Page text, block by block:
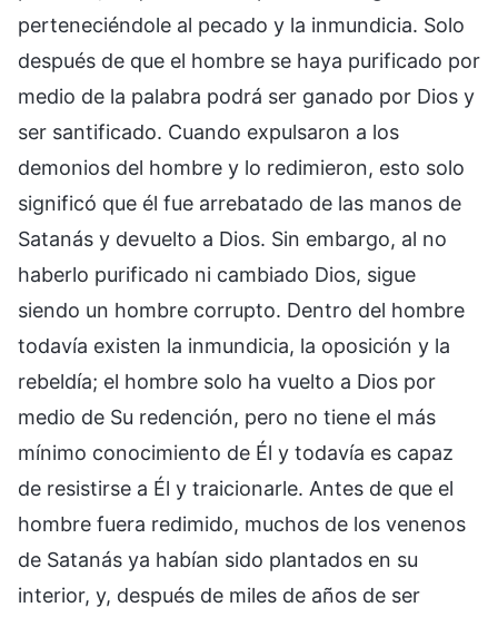
perteneciéndole al pecado y la inmundicia. Solo
después de que el hombre se haya purificado por
medio de la palabra podrá ser ganado por Dios y
ser santificado. Cuando expulsaron a los
demonios del hombre y lo redimieron, esto solo
significó que él fue arrebatado de las manos de
Satanás y devuelto a Dios. Sin embargo, al no
haberlo purificado ni cambiado Dios, sigue
siendo un hombre corrupto. Dentro del hombre
todavía existen la inmundicia, la oposición y la
rebeldía; el hombre solo ha vuelto a Dios por
medio de Su redención, pero no tiene el más
mínimo conocimiento de Él y todavía es capaz
de resistirse a Él y traicionarle. Antes de que el
hombre fuera redimido, muchos de los venenos
de Satanás ya habían sido plantados en su
interior, y, después de miles de años de ser